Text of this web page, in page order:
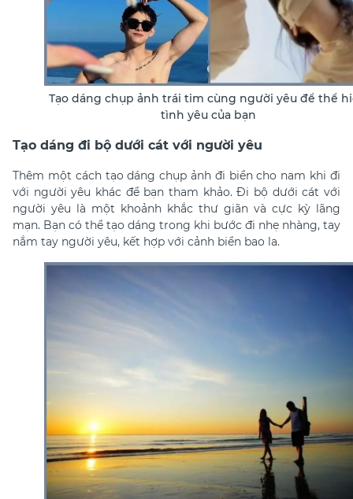
Tạo dáng chụp ảnh trái tim cùng người yêu để thể
tình yêu của bạn
Tạo dáng đi bộ dưới cát với người yêu
Thêm một cách tạo dáng chụp ảnh đi biển cho nam khi đi
với người yêu khác để bạn tham khảo.Đi bộ dưới cát với
người yêu là một khoảnh khắc thư giãn và cực kỳ lãng
mạn. Bạn có thể tạo dáng trong khi bước đi nhẹ nhàng, tay
nắm tay người yêu, kết hợp với cảnh biển bao la.